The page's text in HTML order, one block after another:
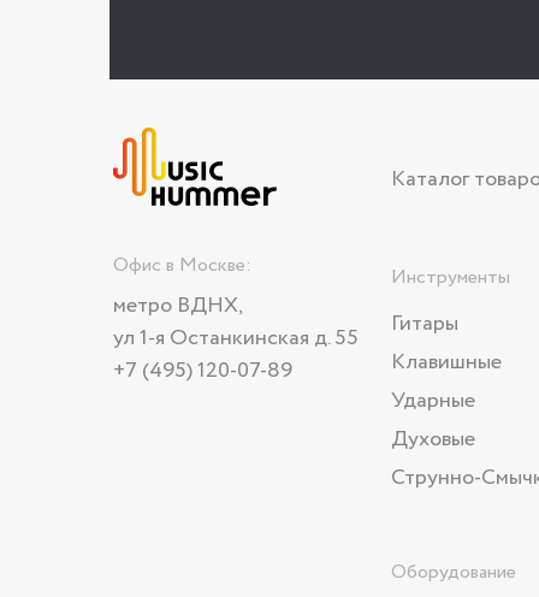
Каталог
Инструменты
Гитары
Клавишные
Ударные
Духовые
Струнно-
Оборудование
Офис в Москве:
метро ВДНХ,
ул 1-я Останкинская д. 55
+7 (495) 120-07-89